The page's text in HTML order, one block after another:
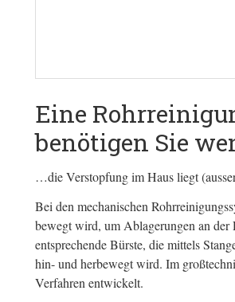
Eine
benötigen Sie
…die Verstopfung im Haus liegt
Bei den mechanischen
bewegt wird, um Ablagerungen an der
entsprechende Bürste, die mittels
hin- und herbewegt wird. Im
Verfahren entwickelt.